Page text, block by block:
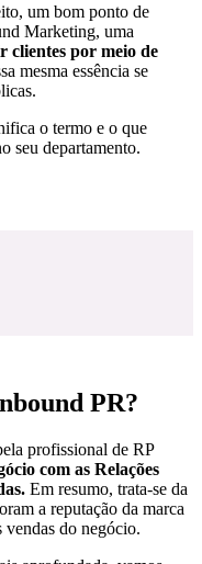
um bom ponto de
Marketing, uma
clientes por meio de
mesma essência se
o termo e o que
seu departamento.
PR?
profissional de RP
com as Relações
Em resumo, trata-se da
a reputação da marca
vendas do negócio.